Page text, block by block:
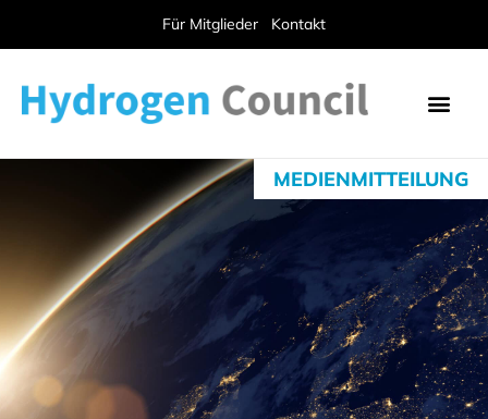
Für Mitglieder Kontakt
MEDIENMITTEILUNG